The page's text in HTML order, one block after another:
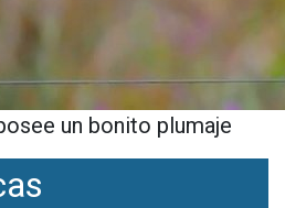
un bonito plumaje